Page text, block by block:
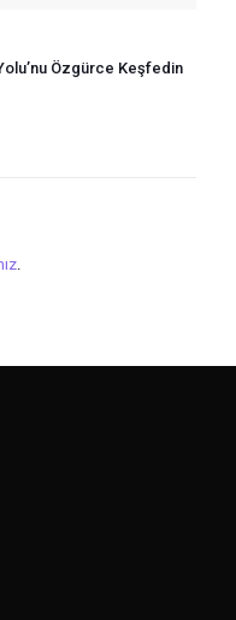
Özgürce Keşfedin
.